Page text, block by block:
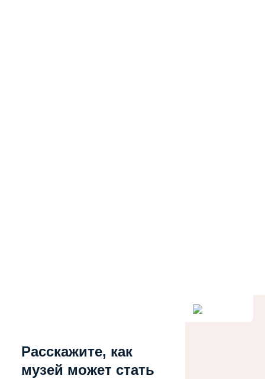
Расскажите, как
музей может стать